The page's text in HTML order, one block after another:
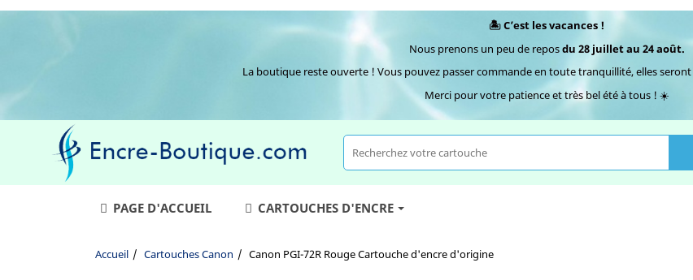
🏝️ C’est les vacances !
Nous prenons un peu de reposdu 28 juillet au 24 août.
La boutique reste ouverte ! Vous pouvez passer commande en toute tranquillité, elles seront
Merci pour votre patience et très bel été à tous ! ☀️
PAGE D'ACCUEIL CARTOUCHES D'ENCRE
Accueil Cartouches Canon Canon PGI-72R Rouge Cartouche d'encre d'origine